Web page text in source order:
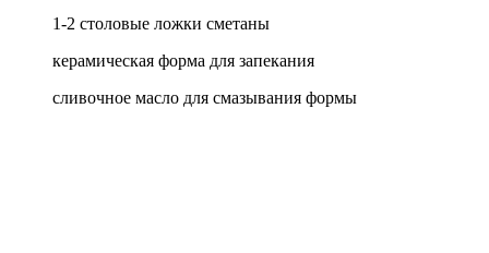
1-2 столовые ложки сметаны
керамическая форма для запекания
сливочное масло для смазывания формы